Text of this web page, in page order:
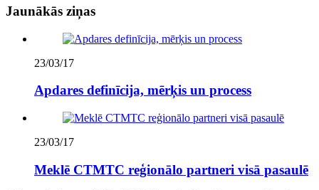
Jaunākās ziņas
23/03/17
Apdares definīcija, mērķis un process
23/03/17
Meklē CTMTC reģionālo partneri visā pasaulē